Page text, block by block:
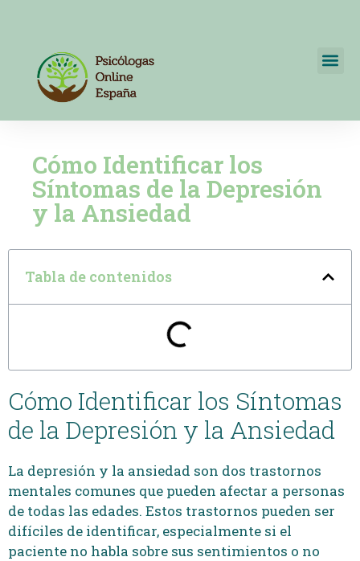
Cómo Identificar los
Síntomas de la Depresión
y la Ansiedad
Tabla de contenidos
Cómo Identificar los Síntomas
de la Depresión y la Ansiedad
La depresión y la ansiedad son dos trastornos
mentales comunes que pueden afectar a personas
de todas las edades. Estos trastornos pueden ser
difíciles de identificar, especialmente si el
paciente no habla sobre sus sentimientos o no